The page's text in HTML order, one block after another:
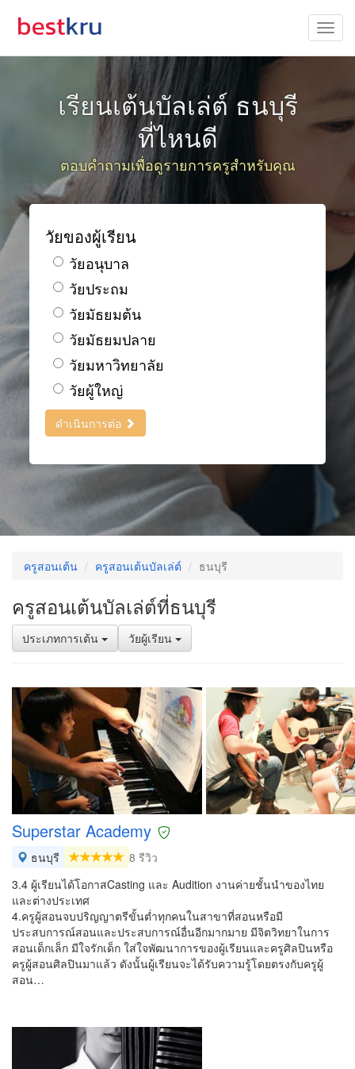
เรียนเต้นบัลเล่ต์ ธนบุรี
ที่ไหนดี
ตอบคำถามเพื่อดูรายการครูสำหรับคุณ
วัยของผู้เรียน
วัยอนุบาล
วัยประถม
วัยมัธยมต้น
วัยมัธยมปลาย
วัยมหาวิทยาลัย
วัยผู้ใหญ่
ดำเนินการต่อ
ครูสอนเต้น ครูสอนเต้นบัลเล่ต์ ธนบุรี
ครูสอนเต้นบัลเล่ต์ที่ธนบุรี
ประเภทการเต้น วัยผู้เรียน
Superstar Academy
ธนบุรี
8 รีวิว
3.4 ผู้เรียนได้โอกาสCasting และ Audition งานค่ายชั้นนำของไทย
และต่างประเทศ
4.ครูผู้สอนจบปริญญาตรีขั้นต่ำทุกคนในสาขาที่สอนหรือมี
ประสบการณ์สอนและประสบการณ์อื่นอีกมากมาย มีจิตวิทยาในการ
สอนเด็กเล็ก มีใจรักเด็ก ใส่ใจพัฒนาการของผู้เรียนและครูศิลปินหรือ
ครูผู้สอนศิลปินมาแล้ว ดังนั้นผู้เรียนจะได้รับความรู้โดยตรงกับครูผู้
สอน…